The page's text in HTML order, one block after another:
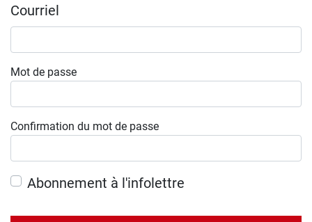
Courriel
Mot de passe
Confirmation du mot de passe
Abonnement à l'infolettre